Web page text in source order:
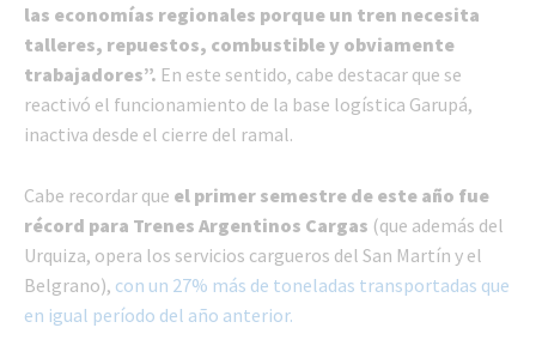
las economías regionales porque un tren necesita
talleres, repuestos, combustible y obviamente
trabajadores”. En este sentido, cabe destacar que se
reactivó el funcionamiento de la base logística Garupá,
inactiva desde el cierre del ramal.
Cabe recordar que el primer semestre de este año fue
récord para Trenes Argentinos Cargas (que además del
Urquiza, opera los servicios cargueros del San Martín y el
Belgrano), con un 27% más de toneladas transportadas que
en igual período del año anterior.